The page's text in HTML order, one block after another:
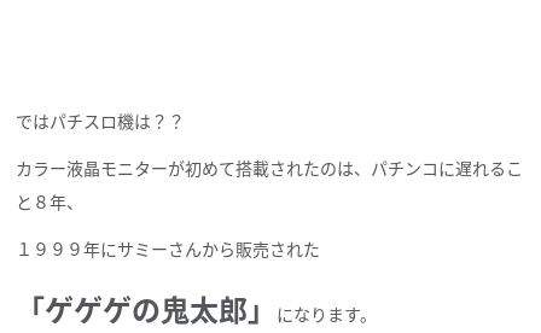
ではパチスロ機は？？
カラー液晶モニターが初めて搭載されたのは、パチンコに遅れるこ
と８年、
１９９９年にサミーさんから販売された
「ゲゲゲの鬼太郎」 になります。